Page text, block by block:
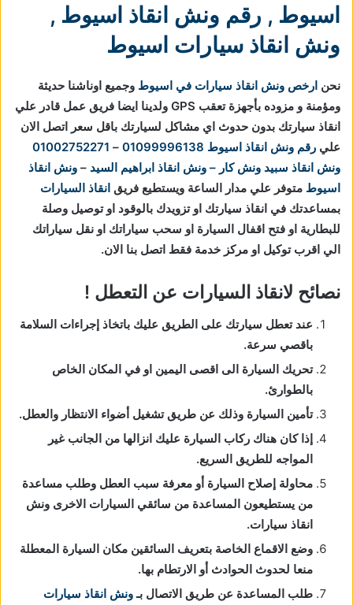
اسيوط , رقم ونش انقاذ اسيوط ,
ونش انقاذ سيارات اسيوط
نحن ارخص ونش انقاذ سيارات في اسيوط وجميع اوناشنا حديثة
ومؤمنة و مزوده بأجهزة تعقب GPS ولدينا ايضا فريق عمل قادر علي
انقاذ سيارتك بدون حدوث اي مشاكل لسيارتك باقل سعر اتصل الان
علي رقم ونش انقاذ اسيوط 01099996138
–
01002752271
ونش انقاذ سبيد ونش كار – ونش انقاذ ابراهيم السيد – ونش انقاذ
اسيوط متوفر علي مدار الساعة ويستطيع فريق انقاذ السيارات
بمساعدتك في انقاذ سيارتك او تزويدك بالوقود او توصيل وصلة
للبطارية او فتح اقفال السيارة او سحب سياراتك او نقل سياراتك
الي اقرب توكيل او مركز خدمة فقط اتصل بنا الان.
نصائح لانقاذ السيارات عن التعطل !
عند تعطل سيارتك على الطريق عليك باتخاذ إجراءات السلامة
باقصي سرعة.
تحريك السيارة الى اقصى اليمين او في المكان الخاص
بالطوارئ.
تأمين السيارة وذلك عن طريق تشغيل أضواء الانتظار والعطل.
إذا كان هناك ركاب السيارة عليك انزالها من الجانب غير
المواجه للطريق السريع.
محاولة إصلاح السيارة أو معرفة سبب العطل وطلب مساعدة
من يستطيعون المساعدة من سائقي السيارات الاخرى ونش
انقاذ سيارات.
وضع الاقماع الخاصة بتعريف السائقين مكان السيارة المعطلة
منعا لحدوث الحوادث أو الارتطام بها.
طلب المساعدة عن طريق الاتصال بـونش انقاذ سيارات